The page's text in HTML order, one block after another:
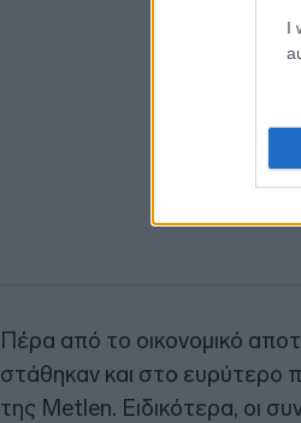
I
Πέρα από το οικονομικό
στάθηκαν και στο ευρύτερο
της Metlen. Ειδικότερα, οι